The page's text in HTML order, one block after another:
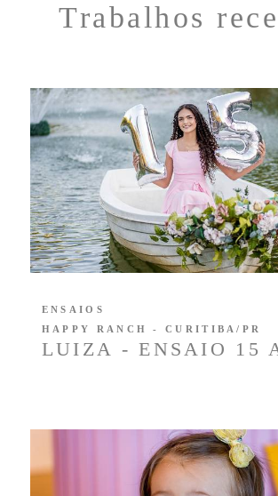
Trabalhos
LUIZA - ENSAIO 15
ENSAIOS
HAPPY RANCH - CURITIBA/PR